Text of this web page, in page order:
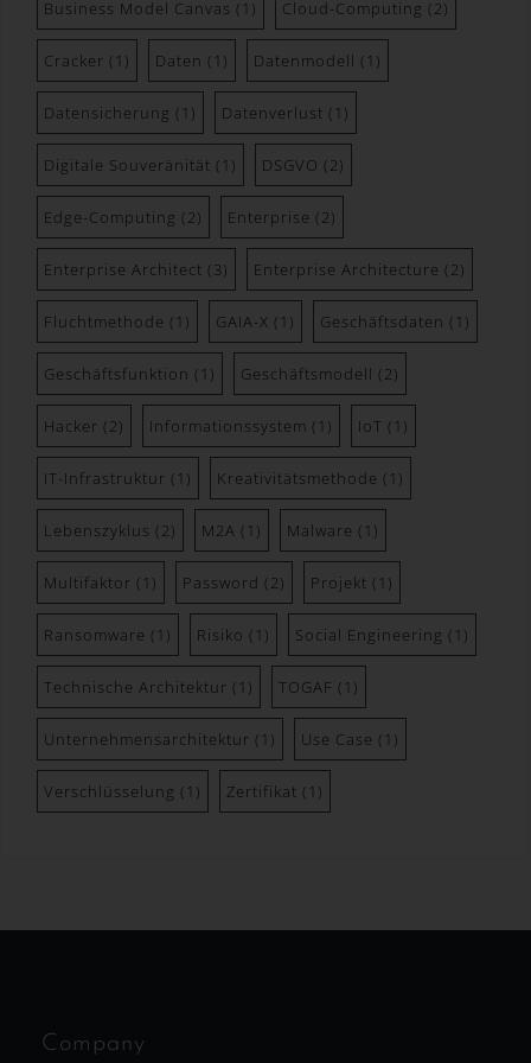
Business Model Canvas (1) Cloud-Computing (2)
Cracker (1) Daten (1) Datenmodell (1)
Datensicherung (1) Datenverlust (1)
Digitale Souveränität (1) DSGVO (2)
Edge-Computing (2) Enterprise (2)
Enterprise Architect (3) Enterprise Architecture (2)
Fluchtmethode (1) GAIA-X (1) Geschäftsdaten (1)
Geschäftsfunktion (1) Geschäftsmodell (2)
Hacker (2) Informationssystem (1) IoT (1)
IT-Infrastruktur (1) Kreativitätsmethode (1)
Lebenszyklus (2) M2A (1) Malware (1)
Multifaktor (1) Password (2) Projekt (1)
Ransomware (1) Risiko (1) Social Engineering (1)
Technische Architektur (1) TOGAF (1)
Unternehmensarchitektur (1) Use Case (1)
Verschlüsselung (1) Zertifikat (1)
Company
nicht als Empfänger.
j) Dritter
Dritter ist eine natürliche oder juristische Person,
Behörde, Einrichtung oder andere Stelle außer
der betroffenen Person, dem Verantwortlichen,
dem Auftragsverarbeiter und den Personen, die
unter der unmittelbaren Verantwortung des
Verantwortlichen oder des Auftragsverarbeiters
befugt sind, die personenbezogenen Daten zu
verarbeiten.
k) Einwilligung
Einwilligung ist jede von der betroffenen Person
freiwillig für den bestimmten Fall in informierter
Weise und unmissverständlich abgegebene
Willensbekundung in Form einer Erklärung oder
einer sonstigen eindeutigen bestätigenden
Handlung, mit der die betroffene Person zu
verstehen gibt, dass sie mit der Verarbeitung der
sie betreffenden personenbezogenen Daten
einverstanden ist.
Name und Anschrift des für die
Verarbeitung Verantwortlichen
Verantwortlicher im Sinne der Datenschutz-
Grundverordnung, sonstiger in den Mitgliedstaaten der
Europäischen Union geltenden Datenschutzgesetze und
anderer Bestimmungen mit datenschutzrechtlichem
Charakter ist:
Cookies